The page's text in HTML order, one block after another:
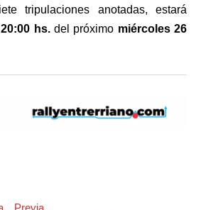
tripulaciones anotadas, estará
hs.del próximo miércoles 26
Previa